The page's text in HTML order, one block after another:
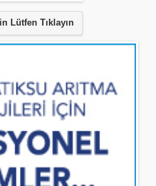
Lütfen Tıklayın